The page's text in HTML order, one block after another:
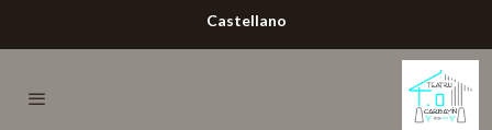
Castellano